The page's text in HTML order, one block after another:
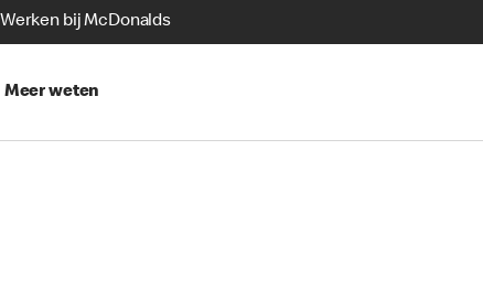
Werken bij McDonalds
Meer weten